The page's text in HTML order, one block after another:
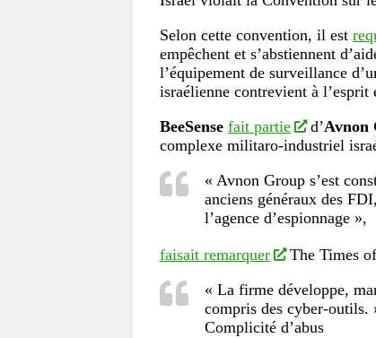
Selon cette convention, il est
empêchent et s’abstiennent
l’équipement de surveillance
israélienne contrevient à
BeeSense fait partie d’Avnon
complexe militaro-industriel
« Avnon Group s’est
anciens généraux des
l’agence d’espionnage »,
faisait remarquer
The Times
« La firme développe,
compris des cyber-outils.
Complicité d’abus